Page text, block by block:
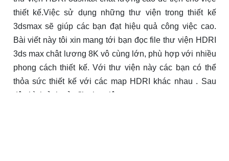
thiết kế.Việc sử dụng những thư viện trong thiết kế
3dsmax sẽ giúp các bạn đạt hiệu quả công việc cao.
Bài viết này tôi xin mang tới bạn đọc file thư viện HDRI
3ds max chât lương 8K vô cùng lớn, phù hợp với nhiều
phong cách thiết kế. Với thư viện này các bạn có thể
thỏa sức thiết kế với các map HDRI khác nhau . Sau
đây hình ảnh của file thư viện: